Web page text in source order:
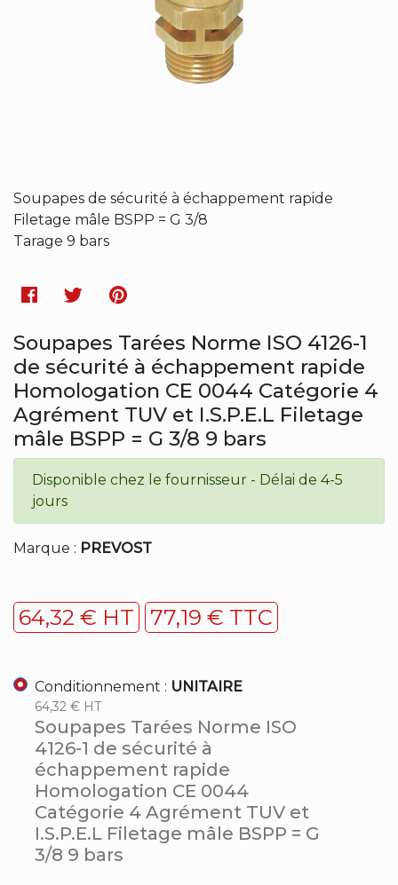
Soupapes de sécurité à échappement rapide
Filetage mâle BSPP = G 3/8
Tarage 9 bars
Facebook
TwitterPinterest
Soupapes Tarées Norme ISO 4126-1
de sécurité à échappement rapide
Homologation CE 0044 Catégorie 4
Agrément TUV et I.S.P.E.L Filetage
mâle BSPP = G 3/8 9 bars
Disponible chez le fournisseur - Délai de 4-5
jours
Marque : PREVOST
64,32 € HT 77,19 € TTC
Conditionnement : UNITAIRE
64,32 € HT
Soupapes Tarées Norme ISO
4126-1 de sécurité à
échappement rapide
Homologation CE 0044
Catégorie 4 Agrément TUV et
I.S.P.E.L Filetage mâle BSPP = G
3/8 9 bars